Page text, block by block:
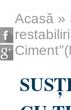
Eşti aici
Acasă »